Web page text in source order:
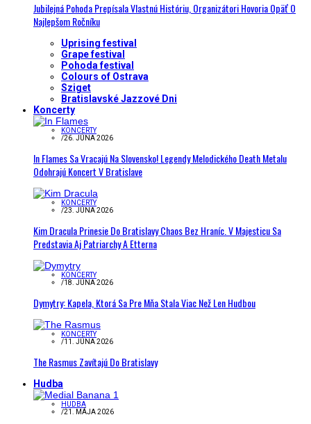
Jubilejná Pohoda Prepísala Vlastnú Históriu, Organizátori Hovoria Opäť O
Najlepšom Ročníku
Uprising festival
Grape festival
Pohoda festival
Colours of Ostrava
Sziget
Bratislavské Jazzové Dni
Koncerty
KONCERTY
/26. JÚNA 2026
In Flames Sa Vracajú Na Slovensko! Legendy Melodického Death Metalu
Odohrajú Koncert V Bratislave
KONCERTY
/23. JÚNA 2026
Kim Dracula Prinesie Do Bratislavy Chaos Bez Hraníc. V Majesticu Sa
Predstavia Aj Patriarchy A Etterna
KONCERTY
/18. JÚNA 2026
Dymytry: Kapela, Ktorá Sa Pre Mňa Stala Viac Než Len Hudbou
KONCERTY
/11. JÚNA 2026
The Rasmus Zavítajú Do Bratislavy
Hudba
HUDBA
/21. MÁJA 2026